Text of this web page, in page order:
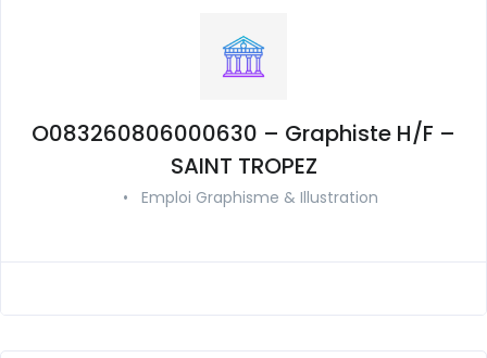
O083260806000630 – Graphiste H/F –
SAINT TROPEZ
• Emploi Graphisme & Illustration